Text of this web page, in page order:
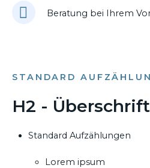
Beratung bei Ihrem
STANDARD
H2 -
Standard Aufzählungen
Lorem ipsum